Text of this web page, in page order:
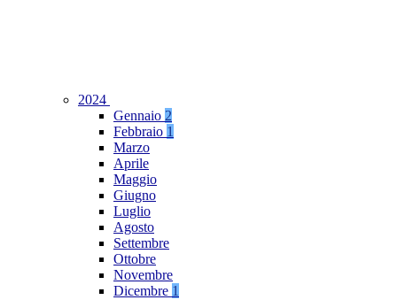
2024
Gennaio 2
Febbraio 1
Marzo
Aprile
Maggio
Giugno
Luglio
Agosto
Settembre
Ottobre
Novembre
Dicembre 1